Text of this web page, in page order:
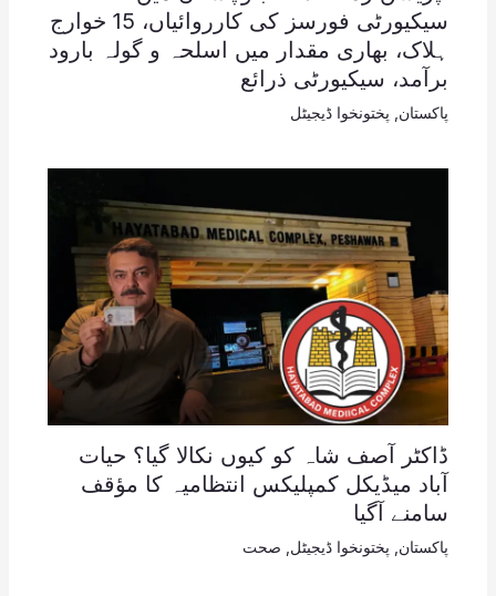
سیکیورٹی فورسز کی کارروائیاں، 15 خوارج
ہلاک، بھاری مقدار میں اسلحہ و گولہ بارود
برآمد، سیکیورٹی ذرائع
پاکستان پختونخوا ڈیجیٹل
ڈاکٹر آصف شاہ کو کیوں نکالا گیا؟ حیات
آباد میڈیکل کمپلیکس انتظامیہ کا مؤقف
سامنے آگیا
پاکستان پختونخوا ڈیجیٹل صحت